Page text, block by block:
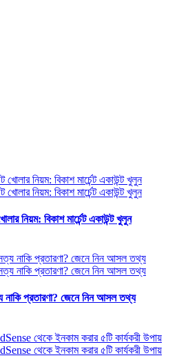
নিয়ম: বিকাশ মার্চেন্ট একাউন্ট খুলুন
নাকি প্রতারণা? জেনে নিন আসল তথ্য